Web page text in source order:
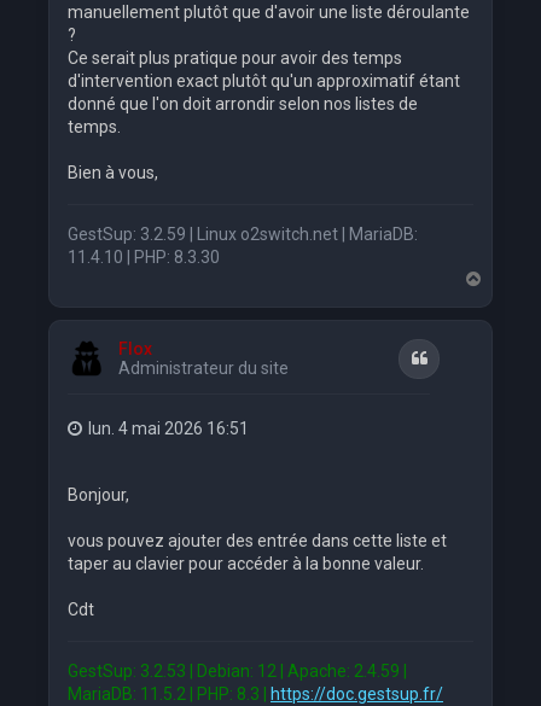
manuellement plutôt que d'avoir une liste déroulante
?
Ce serait plus pratique pour avoir des temps
d'intervention exact plutôt qu'un approximatif étant
donné que l'on doit arrondir selon nos listes de
temps.
Bien à vous,
GestSup: 3.2.59 | Linux o2switch.net | MariaDB:
11.4.10 | PHP: 8.3.30
a
Flox
Administrateur du site
Citation
lun. 4 mai 2026 16:51
Bonjour,
vous pouvez ajouter des entrée dans cette liste et
taper au clavier pour accéder à la bonne valeur.
Cdt
GestSup: 3.2.53 | Debian: 12 | Apache: 2.4.59 |
MariaDB: 11.5.2 | PHP: 8.3 |
https://doc.gestsup.fr/